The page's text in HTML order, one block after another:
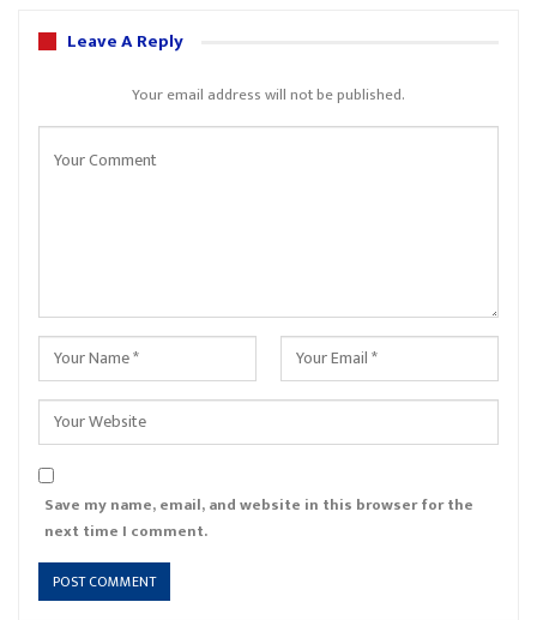
Leave A Reply
Your email address will not be published.
Save my name, email, and website in this browser for the
next time I comment.